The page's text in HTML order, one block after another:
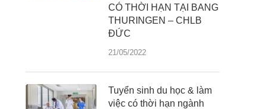
CÓ THỜI HẠN TẠI BANG
THURINGEN – CHLB
ĐỨC
21/05/2022
Tuyển sinh du học & làm
việc có thời hạn ngành